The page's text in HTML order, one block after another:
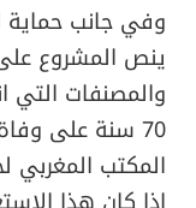
وفي جانب حماية
ينص المشروع على
والمصنفات التي
70 سنة على
المكتب المغربي